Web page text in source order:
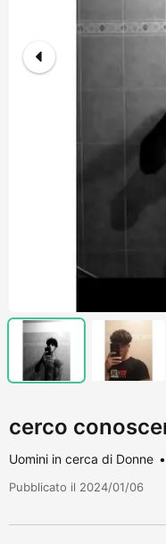
cerco
Uomini in cerca di Donne
Pubblicato il 2024/01/06